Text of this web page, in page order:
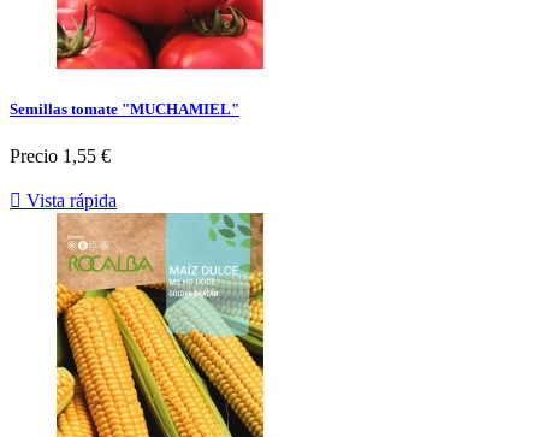
Semillas tomate "MUCHAMIEL"
Precio 1,55 €
 Vista rápida